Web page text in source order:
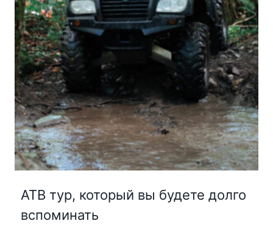
АТВ тур, который вы будете долго
вспоминать